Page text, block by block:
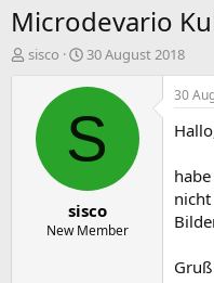
Microdevario
E
sisco
E
s
t
e
t
a
m
30 August 2018
S
sisco
New Member
30